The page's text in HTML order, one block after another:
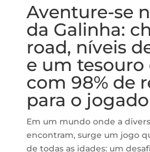
Aventure-se
da Galinha:
road, níveis
e um tesouro
com 98% de
para o
Em um mundo onde a
encontram, surge um jogo
de todas as idades: um